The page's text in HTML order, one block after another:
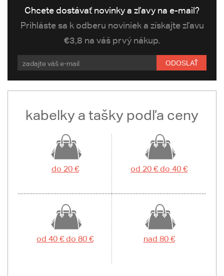
Chcete dostávať novinky a zľavy na e-mail?
Prihláste sa k odberu noviniek a získajte zľavu
€3,8 na váš prvý nákup.
ODOSLAŤ
kabelky a tašky podľa ceny
do 20 € od 20 € do 40 €
od 40 € do 80 € nad 80 €